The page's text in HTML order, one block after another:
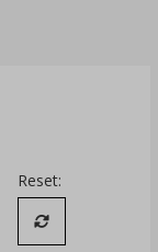
literami
interlinię i margines
Reset:
Przywróć